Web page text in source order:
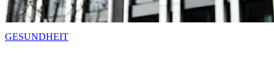
GESUNDHEIT